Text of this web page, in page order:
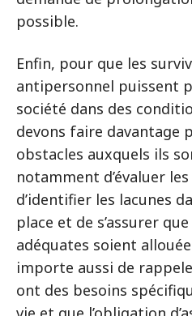
possible.
Enfin, pour que les
antipersonnel puissent
société dans des
devons faire davantage
obstacles auxquels ils
notamment d’évaluer
d’identifier les lacunes
place et de s’assurer
adéquates soient
importe aussi de
ont des besoins